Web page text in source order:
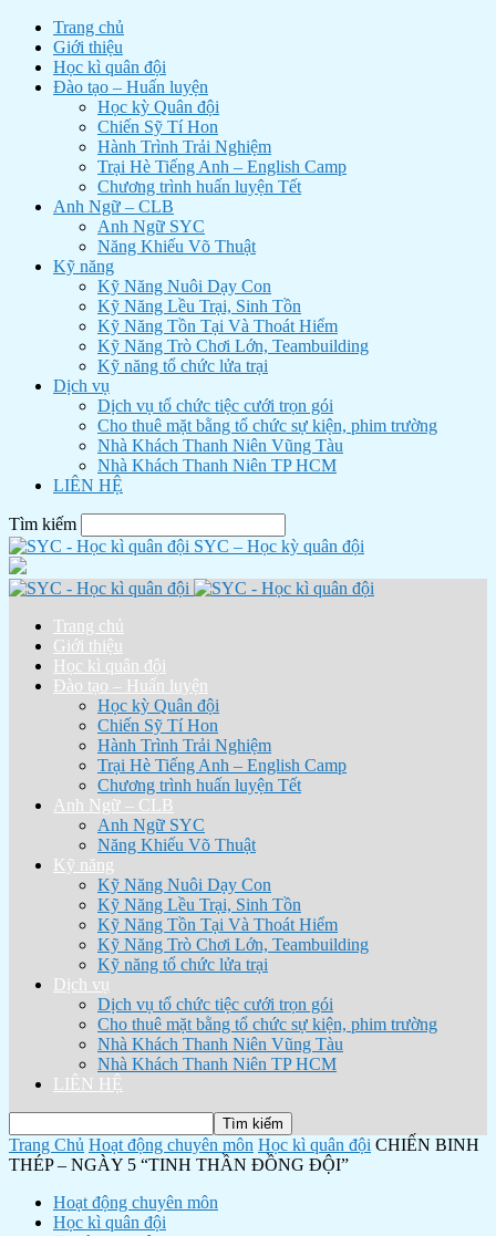
Trang chủ
Giới thiệu
Học kì quân đội
Đào tạo – Huấn luyện
Học kỳ Quân đội
Chiến Sỹ Tí Hon
Hành Trình Trải Nghiệm
Trại Hè Tiếng Anh – English Camp
Chương trình huấn luyện Tết
Anh Ngữ – CLB
Anh Ngữ SYC
Năng Khiếu Võ Thuật
Kỹ năng
Kỹ Năng Nuôi Dạy Con
Kỹ Năng Lều Trại, Sinh Tồn
Kỹ Năng Tồn Tại Và Thoát Hiểm
Kỹ Năng Trò Chơi Lớn, Teambuilding
Kỹ năng tổ chức lửa trại
Dịch vụ
Dịch vụ tổ chức tiệc cưới trọn gói
Cho thuê mặt bằng tổ chức sự kiện, phim trường
Nhà Khách Thanh Niên Vũng Tàu
Nhà Khách Thanh Niên TP HCM
LIÊN HỆ
Tìm kiếm
SYC – Học kỳ quân đội
Trang chủ
Giới thiệu
Học kì quân đội
Đào tạo – Huấn luyện
Học kỳ Quân đội
Chiến Sỹ Tí Hon
Hành Trình Trải Nghiệm
Trại Hè Tiếng Anh – English Camp
Chương trình huấn luyện Tết
Anh Ngữ – CLB
Anh Ngữ SYC
Năng Khiếu Võ Thuật
Kỹ năng
Kỹ Năng Nuôi Dạy Con
Kỹ Năng Lều Trại, Sinh Tồn
Kỹ Năng Tồn Tại Và Thoát Hiểm
Kỹ Năng Trò Chơi Lớn, Teambuilding
Kỹ năng tổ chức lửa trại
Dịch vụ
Dịch vụ tổ chức tiệc cưới trọn gói
Cho thuê mặt bằng tổ chức sự kiện, phim trường
Nhà Khách Thanh Niên Vũng Tàu
Nhà Khách Thanh Niên TP HCM
LIÊN HỆ
Trang Chủ Hoạt động chuyên môn Học kì quân đội CHIẾN BINH
THÉP – NGÀY 5 “TINH THẦN ĐỒNG ĐỘI”
Hoạt động chuyên môn
Học kì quân đội